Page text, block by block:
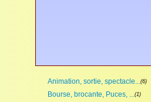
Animation, sortie, spectacle...(6)
Bourse, brocante, Puces, ...(1)